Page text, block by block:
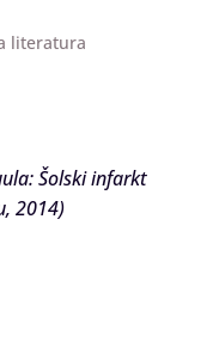
literatura
Šolski infarkt
2014)